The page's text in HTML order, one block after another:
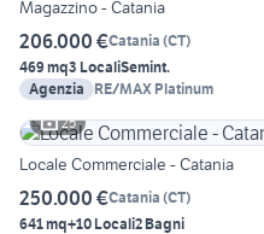
Magazzino - Catania
206.000 €Catania (CT)
469 mq3 LocaliSemint.
Agenzia
RE/MAX Platinum
25
Locale Commerciale - Catania
250.000 €Catania (CT)
641 mq+10 Locali2 Bagni